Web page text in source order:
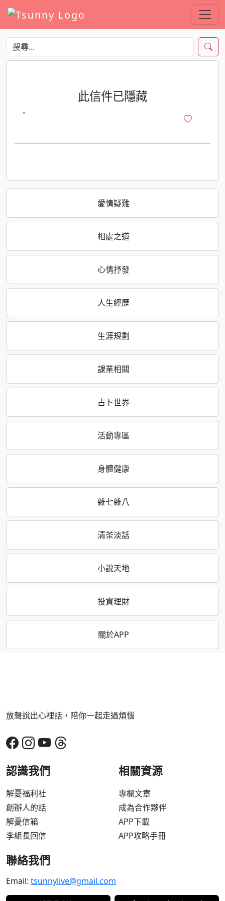
愛情疑難
相處之道
心情抒發
人生經歷
生涯規劃
課業相關
占卜世界
活動專區
身體健康
雜七雜八
清茶淡話
小說天地
投資理財
關於APP
此信件已隱藏
·
放聲說出心裡話，陪你一起走過煩惱
認識我們
解憂福利社
創辦人的話
解憂信箱
李組長回信
相關資源
專欄文章
成為合作夥伴
APP下載
APP攻略手冊
聯絡我們
Email: tsunnylive@gmail.com